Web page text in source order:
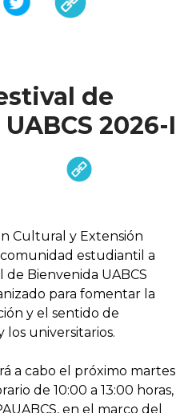
de
2026-I
Cultural y Extensión
estudiantil a
Bienvenida UABCS
para fomentar la
y el sentido de
universitarios.
a cabo el próximo martes
de 10:00 a 13:00 horas,
en el marco del